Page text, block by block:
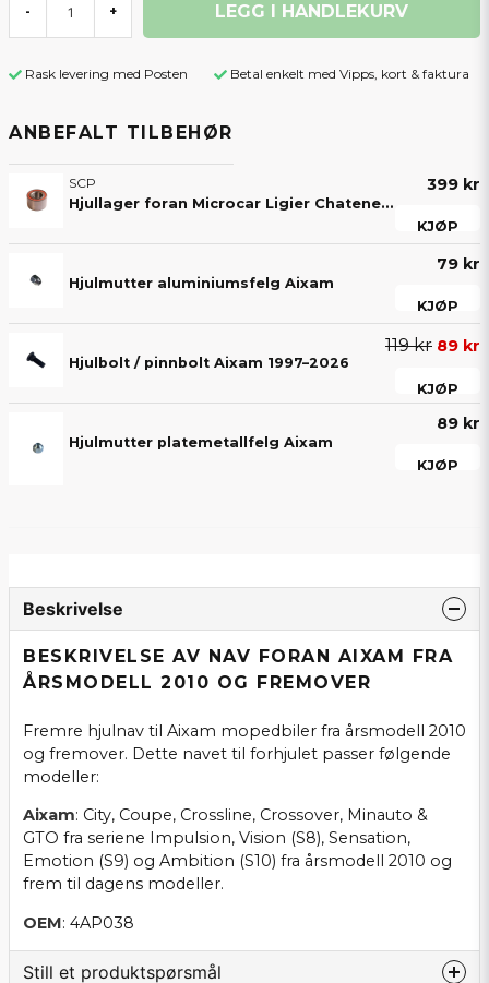
- + LEGG I HANDLEKURV
Rask levering med Posten Betal enkelt med Vipps, kort & faktura
ANBEFALT TILBEHØR
SCP
Hjullager foran Microcar Ligier Chatenet Jdm Aixam Casalini Bellier 30x60x37 mm
399 kr
KJØP
Hjulmutter aluminiumsfelg Aixam
79 kr
KJØP
Hjulbolt / pinnbolt Aixam 1997–2026
119 kr 89 kr
KJØP
Hjulmutter platemetallfelg Aixam
89 kr
KJØP
Beskrivelse
BESKRIVELSE AV NAV FORAN AIXAM FRA
ÅRSMODELL 2010 OG FREMOVER
Fremre hjulnav til Aixam mopedbiler fra årsmodell 2010
og fremover. Dette navet til forhjulet passer følgende
modeller:
Aixam: City, Coupe, Crossline, Crossover, Minauto &
GTO fra seriene Impulsion, Vision (S8), Sensation,
Emotion (S9) og Ambition (S10) fra årsmodell 2010 og
frem til dagens modeller.
OEM: 4AP038
Still et produktspørsmål